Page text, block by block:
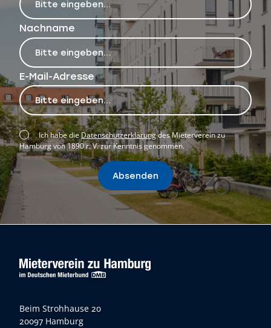
Nachname
E-Mail-Adresse
Ich habe dieDatenschutzerklärungdes Mieterverein zu
Hamburg von 1890 r. V. zur Kenntnis genommen.
Absenden
Beim Strohhause 20
20097 Hamburg